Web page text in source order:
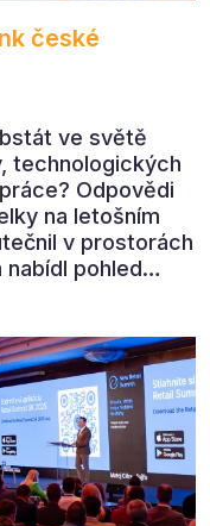
české
ve světě
technologických
Odpovědi
na letošním
v prostorách
nabídl pohled
role CFO.